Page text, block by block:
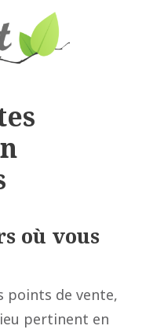
où vous
points de vente,
pertinent en